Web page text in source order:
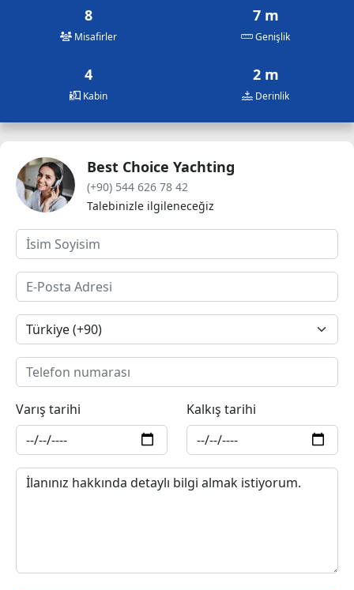
8
Misafirler
7 m
Genişlik
4
Kabin
2 m
Derinlik
Best Choice Yachting
(+90) 544 626 78 42
Talebinizle ilgileneceğiz
Varış tarihi Kalkış tarihi